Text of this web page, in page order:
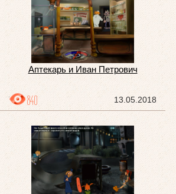
Аптекарь и Иван Петрович
13.05.2018
840